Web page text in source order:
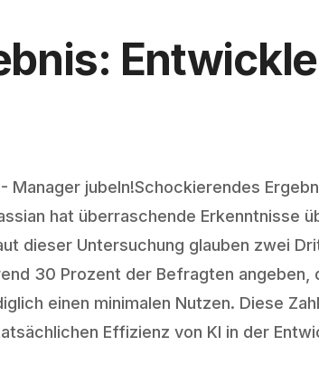
Schockierendes
hat überraschende Erkenntnisse
dieser Untersuchung glauben zwei
30 Prozent der Befragten angeben,
einen minimalen Nutzen. Diese
Effizienz von KI in der